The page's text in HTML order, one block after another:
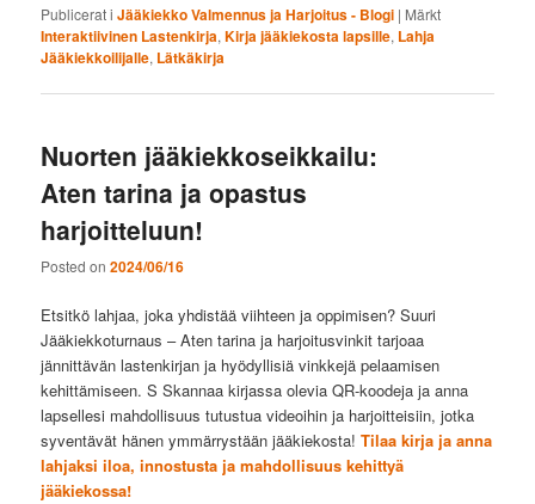
Publicerat i Jääkiekko Valmennus ja Harjoitus - Blogi | Märkt
Interaktiivinen Lastenkirja,Kirja jääkiekosta lapsille, Lahja
Jääkiekkoilijalle, Lätkäkirja
Nuorten jääkiekkoseikkailu:
Aten tarina ja opastus
harjoitteluun!
Posted on2024/06/16
Etsitkö lahjaa, joka yhdistää viihteen ja oppimisen? Suuri
Jääkiekkoturnaus – Aten tarina ja harjoitusvinkit tarjoaa
jännittävän lastenkirjan ja hyödyllisiä vinkkejä pelaamisen
kehittämiseen. S Skannaa kirjassa olevia QR-koodeja ja anna
lapsellesi mahdollisuus tutustua videoihin ja harjoitteisiin, jotka
syventävät hänen ymmärrystään jääkiekosta!Tilaa kirja ja anna
lahjaksi iloa, innostusta ja mahdollisuus kehittyä
jääkiekossa!